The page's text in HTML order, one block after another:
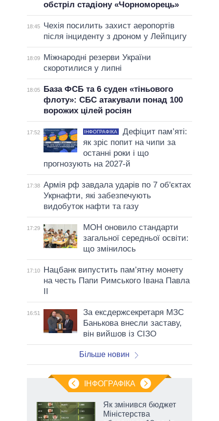
обстріл стадіону «Чорноморець»
18:45
Чехія посилить захист аеропортів
після інциденту з дроном у Лейпцигу
18:09
Міжнародні резерви України
скоротилися у липні
18:05
База ФСБ та 6 суден «тіньового
флоту»: СБС атакували понад 100
ворожих цілей росіян
17:52 ІНФОГРАФІКА
Дефіцит пам’яті:
як зріс попит на чипи за
останні роки і що
прогнозують на 2027-й
17:38 Армія рф завдала ударів по 7 об'єктах
Укрнафти, які забезпечують
видобуток нафти та газу
17:29
МОН оновило стандарти
загальної середньої освіти:
що змінилось
17:10
Нацбанк випустить пам’ятну монету
на честь Папи Римського Івана Павла
II
16:51
За ексдержсекретаря МЗС
Банькова внесли заставу,
він вийшов із СІЗО
Більше новин
ІНФОГРАФІКА
Як змінився бюджет
Міністерства